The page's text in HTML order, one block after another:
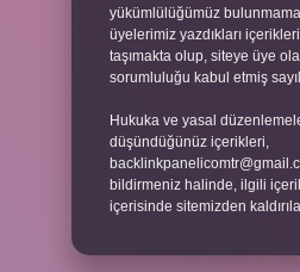
yükümlülüğümüz
üyelerimiz yazdıkları
taşımakta olup, siteye üye
sorumluluğu kabul etmiş
Hukuka ve yasal
düşündüğünüz içerikleri,
bildirmeniz halinde, ilgili
içerisinde sitemizden